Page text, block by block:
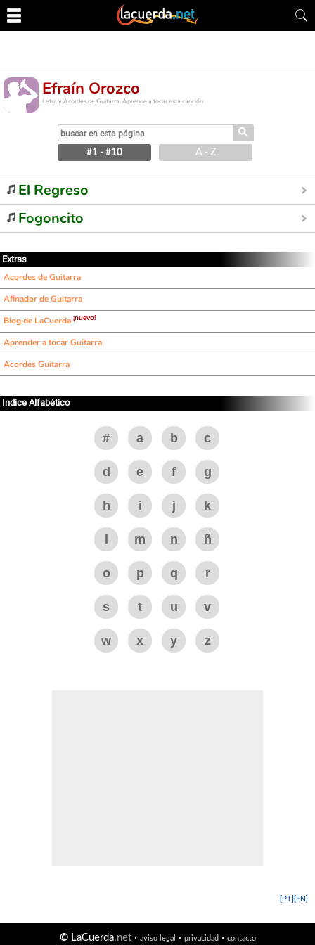
Efraín Orozco
Letra y Acordes de Guitarra. Aprende a tocar esta canción
⚲
#1 - #10 A - Z
El Regreso
Fogoncito
Extras
Acordes de Guitarra
Afinador de Guitarra
Blog de LaCuerda ¡nuevo!
Aprender a tocar Guitarra
Acordes Guitarra
Indice Alfabético
# a b c
d e f g
h i j k
m n ñ
o p q r
s t u v
w x y z
[EN]
[PT]
©LaCuerda.net· aviso legal · privacidad· contacto